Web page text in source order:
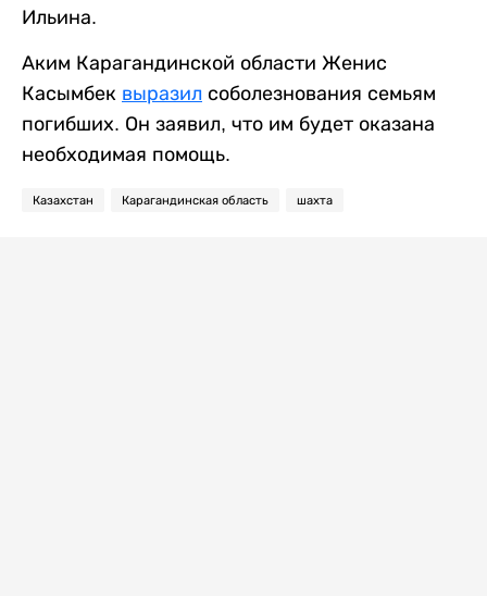
Ильина.
Аким Карагандинской области Женис
Касымбек выразил соболезнования семьям
погибших. Он заявил, что им будет оказана
необходимая помощь.
Казахстан Карагандинская область шахта